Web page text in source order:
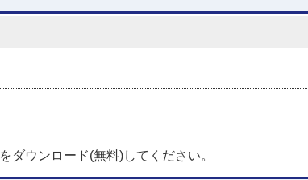
をダウンロード(無料)してください。